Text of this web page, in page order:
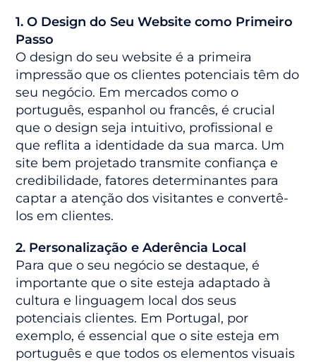
1. O Design do Seu Website como Primeiro
Passo
O design do seu website é a primeira
impressão que os clientes potenciais têm do
seu negócio. Em mercados como o
português, espanhol ou francês, é crucial
que o design seja intuitivo, profissional e
que reflita a identidade da sua marca. Um
site bem projetado transmite confiança e
credibilidade, fatores determinantes para
captar a atenção dos visitantes e convertê-
los em clientes.
2. Personalização e Aderência Local
Para que o seu negócio se destaque, é
importante que o site esteja adaptado à
cultura e linguagem local dos seus
potenciais clientes. Em Portugal, por
exemplo, é essencial que o site esteja em
português e que todos os elementos visuais